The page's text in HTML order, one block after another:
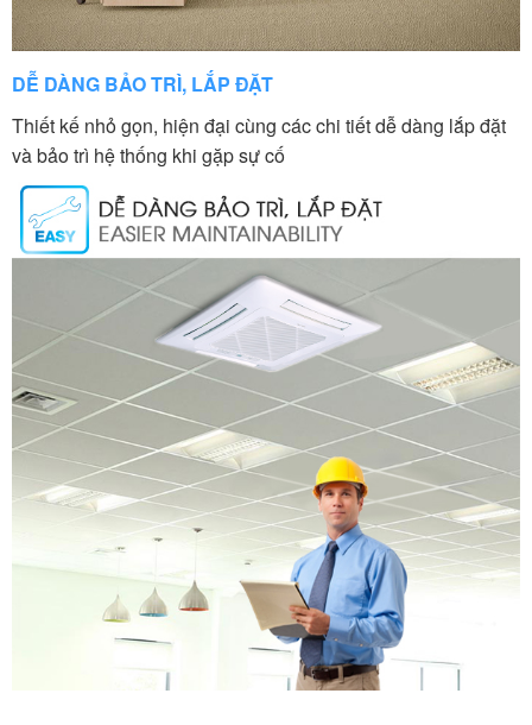
DỄ DÀNG BẢO TRÌ, LẮP ĐẶT
Thiết kế nhỏ gọn, hiện đại cùng các chi tiết dễ dàng lắp đặt
và bảo trì hệ thống khi gặp sự cố